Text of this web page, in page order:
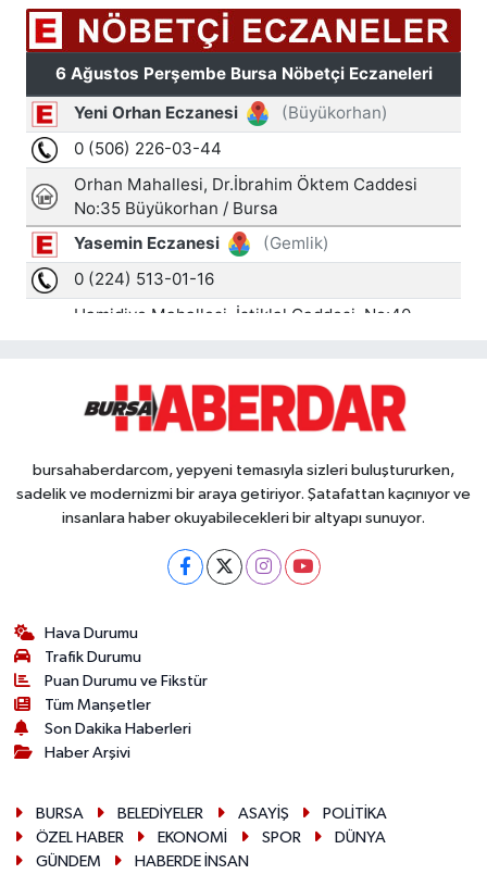
bursahaberdarcom, yepyeni temasıyla sizleri buluştururken,
sadelik ve modernizmi bir araya getiriyor. Şatafattan kaçınıyor ve
insanlara haber okuyabilecekleri bir altyapı sunuyor.
Hava Durumu
Trafik Durumu
Puan Durumu ve Fikstür
Tüm Manşetler
Son Dakika Haberleri
Haber Arşivi
BURSA BELEDİYELER ASAYİŞ
POLİTİKA
ÖZEL HABER
EKONOMİ SPOR
DÜNYA
GÜNDEM
HABERDE İNSAN